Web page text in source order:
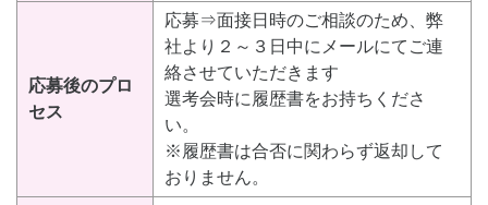
応募後のプロ
セス
応募⇒面接日時のご相談のため、弊
社より２～３日中にメールにてご連
絡させていただきます
選考会時に履歴書をお持ちくださ
い。
※履歴書は合否に関わらず返却して
おりません。